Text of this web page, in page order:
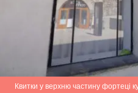
Квитки у верхню частину фортеці